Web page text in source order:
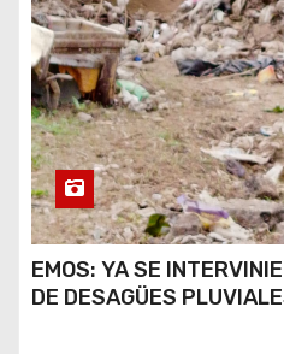
EMOS: YA SE
DE DESAGÜES